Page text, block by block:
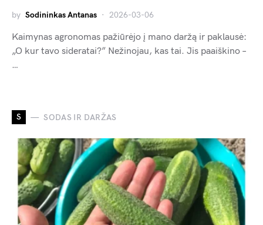
by Sodininkas Antanas 2026-03-06
Kaimynas agronomas pažiūrėjo į mano daržą ir paklausė:
„O kur tavo sideratai?” Nežinojau, kas tai. Jis paaiškino –
…
S SODAS IR DARŽAS